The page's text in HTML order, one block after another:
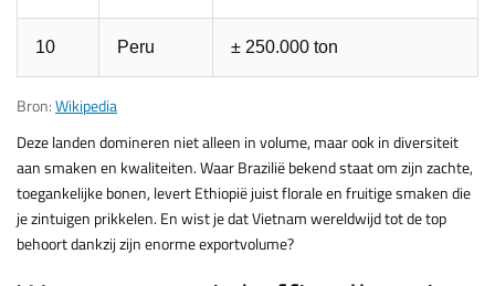
10 Peru ± 250.000 ton
Bron:Wikipedia
Deze landen domineren niet alleen in volume, maar ook in diversiteit
aan smaken en kwaliteiten. Waar Brazilië bekend staat om zijn zachte,
toegankelijke bonen, levert Ethiopië juist florale en fruitige smaken die
je zintuigen prikkelen. En wist je dat Vietnam wereldwijd tot de top
behoort dankzij zijn enorme exportvolume?